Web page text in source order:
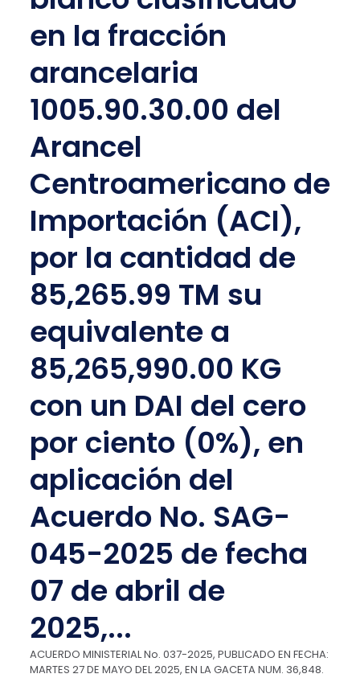
en la fracción
arancelaria
1005.90.30.00 del
Arancel
Centroamericano de
Importación (ACI),
por la cantidad de
85,265.99 TM su
equivalente a
85,265,990.00 KG
con un DAI del cero
por ciento (0%), en
aplicación del
Acuerdo No. SAG-
045-2025 de fecha
07 de abril de
2025,...
ACUERDO MINISTERIAL No. 037-2025, PUBLICADO EN FECHA:
MARTES 27 DE MAYO DEL 2025, EN LA GACETA NUM. 36,848.